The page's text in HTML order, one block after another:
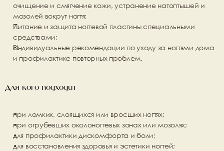
очищение и смягчение кожи, устранение натоптышей и
мозолей вокруг ногтя;
Питание и защита ногтевой пластины специальными
средствами;
Индивидуальные рекомендации по уходу за ногтями дома
и профилактике повторных проблем.
Для кого подходит
при ломких, слоящихся или вросших ногтях;
при огрубевших околоногтевых зонах или мозолях;
для профилактики дискомфорта и боли;
для восстановления здоровья и эстетики ногтей;